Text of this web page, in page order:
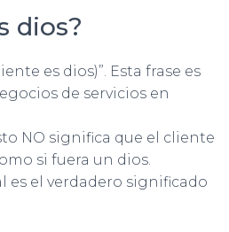
dios?
es dios)”. Esta frase es
de servicios en
NO significa que el cliente
si fuera un dios.
es el verdadero significado